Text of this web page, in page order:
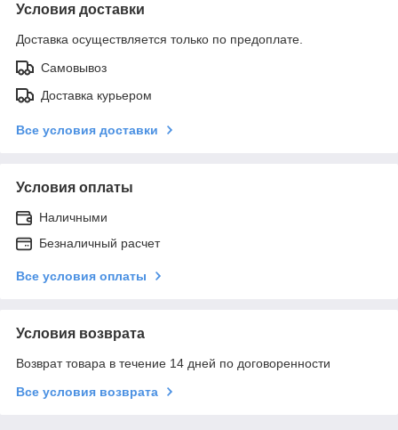
Условия доставки
Доставка осуществляется только по предоплате.
Самовывоз
Доставка курьером
Все условия доставки
Условия оплаты
Наличными
Безналичный расчет
Все условия оплаты
Условия возврата
Возврат товара в течение 14 дней по договоренности
Все условия возврата